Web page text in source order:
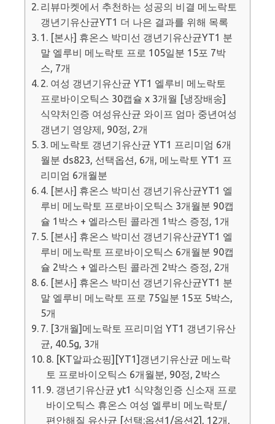
리뷰마켓에서 추천하는 성공의 비결 메노락토
갱년기유산균YT1 더 나은 결과를 위해 목록
1. [본사] 휴온스 박미선 갱년기유산균YT1 분
말 엘루비 메노락토 프로 105일분 15포 7박
스, 7개
2. 여성 갱년기유산균 YT1 엘루비 메노락토
프로바이오틱스 30캡슐 x 3개월 [냉장배송]
식약처인증 여성유산균 와이프 엄마 중년여성
갱년기 영양제, 90정, 2개
3. 메노락토 갱년기유산균 YT1 프리미엄 6개
월분 ds823, 선택옵션, 6개, 메노락토 YT1 프
리미엄 6개월분
4. [본사] 휴온스 박미선 갱년기유산균YT1 엘
루비 메노락토 프로바이오틱스 3개월분 90캡
슐 1박스 + 엘라스틴 콜라겐 1박스 증정, 1개
5. [본사] 휴온스 박미선 갱년기유산균YT1 엘
루비 메노락토 프로바이오틱스 6개월분 90캡
슐 2박스 + 엘라스틴 콜라겐 2박스 증정, 2개
6. [본사] 휴온스 박미선 갱년기유산균YT1 분
말 엘루비 메노락토 프로 75일분 15포 5박스,
5개
7. [3개월]메노락토 프리미엄 YT1 갱년기유산
균, 40.5g, 3개
8. [KT알파쇼핑][YT1]갱년기유산균 메노락
토 프로바이오틱스 6개월분, 90정, 2박스
9. 갱년기유산균 yt1 식약청인증 신소재 프로
바이오틱스 휴온스 여성 엘루비 메노락토/
편안해질 유산균 [선택:옵션1/옵션2], 12개,